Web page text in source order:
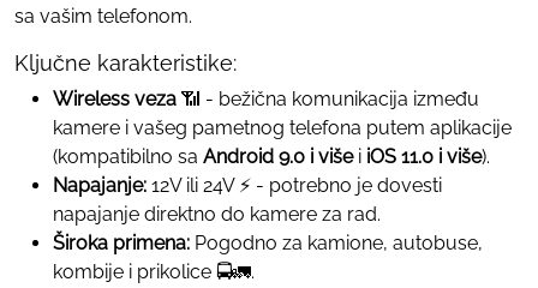
sa vašim telefonom.
Ključne karakteristike:
Wireless veza 📶 - bežična komunikacija između
kamere i vašeg pametnog telefona putem aplikacije
(kompatibilno sa Android 9.0 i višei iOS 11.0 i više).
Napajanje: 12V ili 24V ⚡ - potrebno je dovesti
napajanje direktno do kamere za rad.
Široka primena: Pogodno za kamione, autobuse,
kombije i prikolice 🚍🚛.